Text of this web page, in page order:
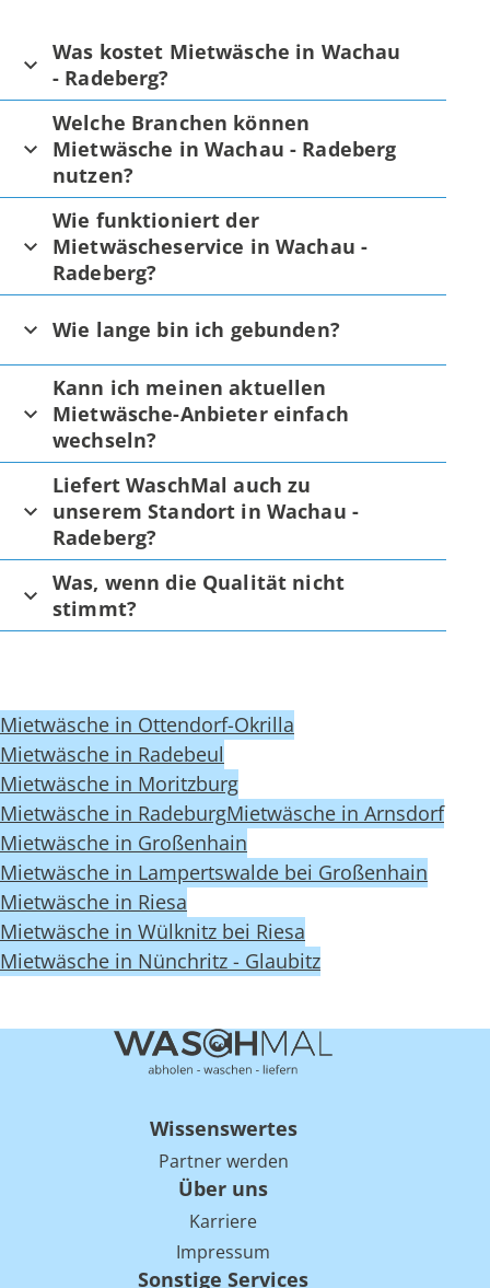
Was kostet Mietwäsche in Wachau
- Radeberg?
Welche Branchen können
Mietwäsche in Wachau - Radeberg
nutzen?
Wie funktioniert der
Mietwäscheservice in Wachau -
Radeberg?
Wie lange bin ich gebunden?
Kann ich meinen aktuellen
Mietwäsche-Anbieter einfach
wechseln?
Liefert WaschMal auch zu
unserem Standort in Wachau -
Radeberg?
Was, wenn die Qualität nicht
stimmt?
Mietwäsche in Ottendorf-Okrilla
Mietwäsche in Radebeul
Mietwäsche in Moritzburg
Mietwäsche in RadeburgMietwäsche in Arnsdorf
Mietwäsche in Großenhain
Mietwäsche in Lampertswalde bei Großenhain
Mietwäsche in Riesa
Mietwäsche in Wülknitz bei Riesa
Mietwäsche in Nünchritz - Glaubitz
Wissenswertes
Partner werden
Über uns
Karriere
Impressum
Sonstige Services